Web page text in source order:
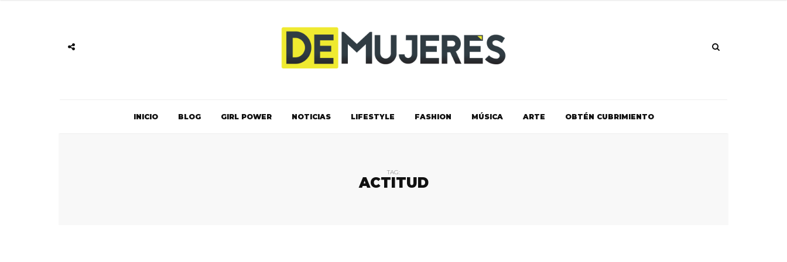
INICIO BLOG GIRL POWER NOTICIAS LIFESTYLE FASHION MÚSICA ARTE OBTÉN CUBRIMIENTO
TAG:
ACTITUD